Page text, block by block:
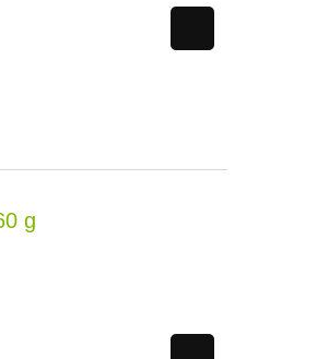
g